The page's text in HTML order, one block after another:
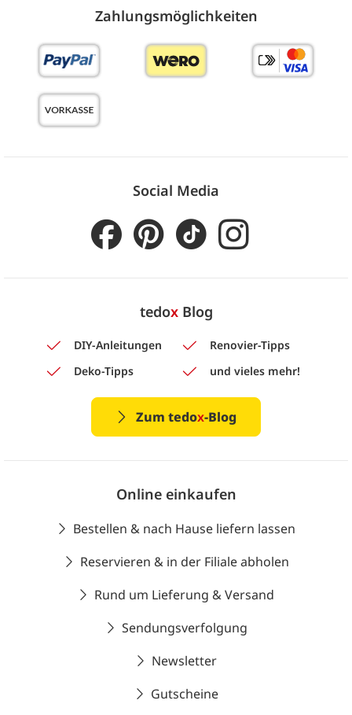
Zahlungs­möglich­keiten
Social Media
tedoxBlog
DIY-Anleitungen
Renovier-Tipps
Deko-Tipps
und vieles mehr!
Zum tedox-Blog
Online einkaufen
Bestellen & nach Hause liefern lassen
Reservieren & in der Filiale abholen
Rund um Lieferung & Versand
Sendungsverfolgung
Newsletter
Gutscheine